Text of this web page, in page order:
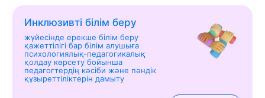
Инклюзивті білім беру
жүйесінде ерекше білім беру
қажеттілігі бар білім алушыға
психологиялық-педагогикалық
қолдау көрсету бойынша
педагогтердің кәсіби және пәндік
құзыреттіліктерін дамыту